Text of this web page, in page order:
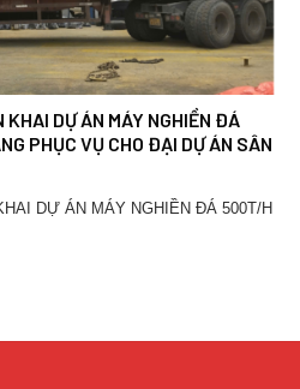
DỰ ÁN MÁY NGHIỀN ĐÁ
PHỤC VỤ CHO ĐẠI DỰ ÁN SÂN
DỰ ÁN MÁY NGHIỀN ĐÁ 500T/H